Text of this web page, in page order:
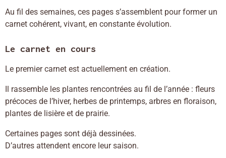
Au fil des semaines, ces pages s’assemblent pour former un
carnet cohérent, vivant, en constante évolution.
Le carnet en cours
Le premier carnet est actuellement en création.
Il rassemble les plantes rencontrées au fil de l’année : fleurs
précoces de l’hiver, herbes de printemps, arbres en floraison,
plantes de lisière et de prairie.
Certaines pages sont déjà dessinées.
D’autres attendent encore leur saison.